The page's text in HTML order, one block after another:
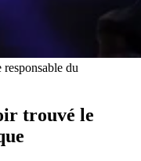
du
trouvé le